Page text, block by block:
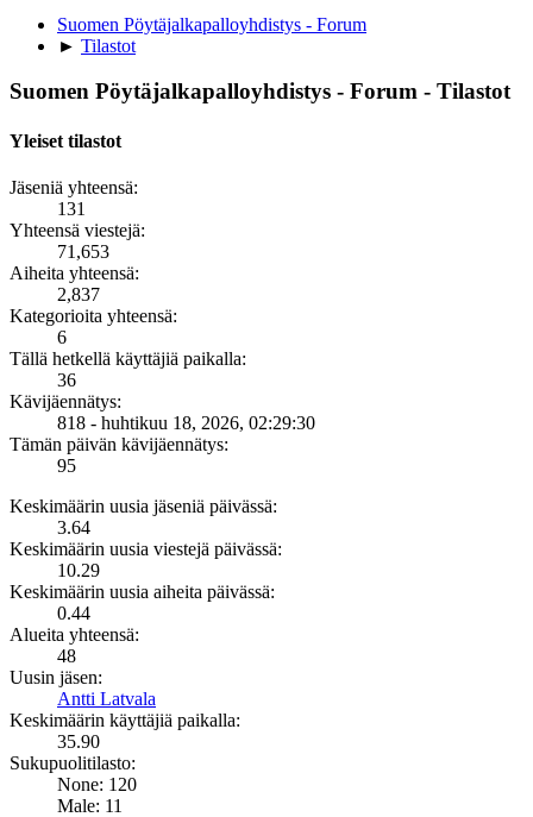
Suomen Pöytäjalkapalloyhdistys - Forum
► Tilastot
Suomen Pöytäjalkapalloyhdistys - Forum - Tilastot
Yleiset tilastot
Jäseniä yhteensä:
131
Yhteensä viestejä:
71,653
Aiheita yhteensä:
2,837
Kategorioita yhteensä:
6
Tällä hetkellä käyttäjiä paikalla:
36
Kävijäennätys:
818 - huhtikuu 18, 2026, 02:29:30
Tämän päivän kävijäennätys:
95
Keskimäärin uusia jäseniä päivässä:
3.64
Keskimäärin uusia viestejä päivässä:
10.29
Keskimäärin uusia aiheita päivässä:
0.44
Alueita yhteensä:
48
Uusin jäsen:
Antti Latvala
Keskimäärin käyttäjiä paikalla:
35.90
Sukupuolitilasto:
None: 120
Male: 11